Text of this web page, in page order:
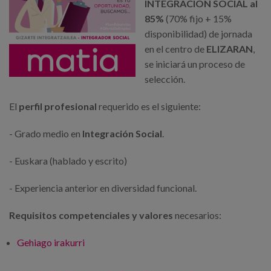
Egizu lan gurekin
Salaketa-kanala
INTEGRACION SOCIAL al
85% (70% fijo + 15%
disponibilidad) de jornada
en el centro de ELIZARAN,
se iniciará un proceso de
selección.
El perfil profesional requerido es el siguiente:
- Grado medio en Integración Social.
- Euskara (hablado y escrito)
- Experiencia anterior en diversidad funcional.
Requisitos competenciales y valores necesarios:
Gehiago irakurri